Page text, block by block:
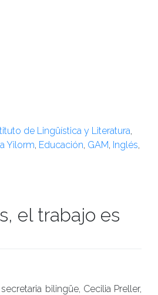
de Lingüística y Literatura,
Yilorm, Educación, GAM, Inglés,
el trabajo es
bilingüe, Cecilia Preller,